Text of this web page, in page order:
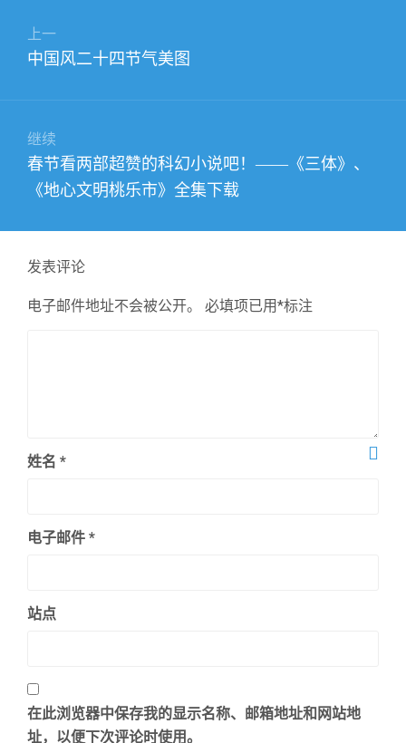
上一
上
章：
中国风二十四节气美图
继续
下
篇
章：
春节看两部超赞的科幻小说吧！——《三体》、
《地心文明桃乐市》全集下载
发表评论
电子邮件地址不会被公开。 必填项已用*标注
姓名 *
电子邮件 *
站点
在此浏览器中保存我的显示名称、邮箱地址和网站地
址，以便下次评论时使用。